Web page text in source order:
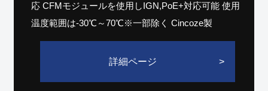
応 CFMモジュールを使用しIGN,PoE+対応可能 使用
温度範囲は-30℃～70℃※一部除く Cincoze製
詳細ページ